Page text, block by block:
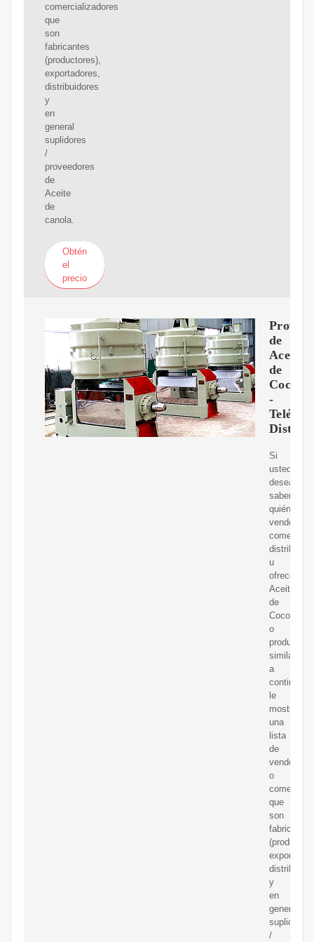
comercializadores
que
son
fabricantes
(productores),
exportadores,
distribuidores
y
en
general
suplidores
/
proveedores
de
Aceite
de
canola.
Obtén
el
precio
de
Aceite
de
Coco
-
Si
usted
desea
saber
quién
vende,
distribuye
u
ofrece
Aceite
de
Coco
o
productos
similares,
a
le
mostramos
una
lista
de
o
que
son
fabricantes
y
en
general
suplidores
/